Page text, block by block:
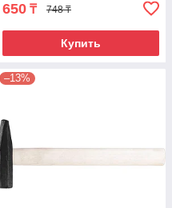
650 ₸ 748 ₸
Купить
–13%